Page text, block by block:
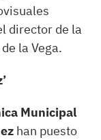
director de la
la Vega.
Municipal
han puesto